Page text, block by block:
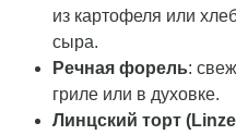
из картофеля или
сыра.
Речная форель:
гриле или в духовке.
Линцский торт